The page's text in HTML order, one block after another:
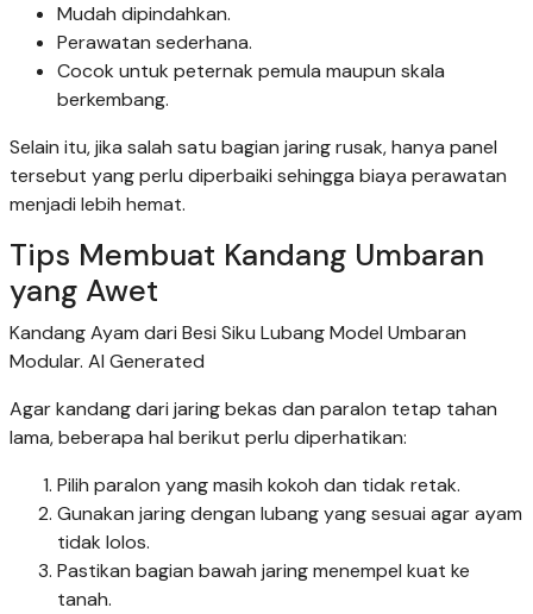
Mudah dipindahkan.
Perawatan sederhana.
Cocok untuk peternak pemula maupun skala
berkembang.
Selain itu, jika salah satu bagian jaring rusak, hanya panel
tersebut yang perlu diperbaiki sehingga biaya perawatan
menjadi lebih hemat.
Tips Membuat Kandang Umbaran
yang Awet
Kandang Ayam dari Besi Siku Lubang Model Umbaran
Modular. AI Generated
Agar kandang dari jaring bekas dan paralon tetap tahan
lama, beberapa hal berikut perlu diperhatikan:
Pilih paralon yang masih kokoh dan tidak retak.
Gunakan jaring dengan lubang yang sesuai agar ayam
tidak lolos.
Pastikan bagian bawah jaring menempel kuat ke
tanah.